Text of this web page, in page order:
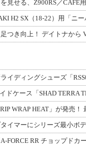
H2 SX（18-22）用「ニー
ドケース「SHAD TERRA
WRAP HEAT」が発売！
タイマーにシリーズ最小ボ
FORCE RR チョップドカ